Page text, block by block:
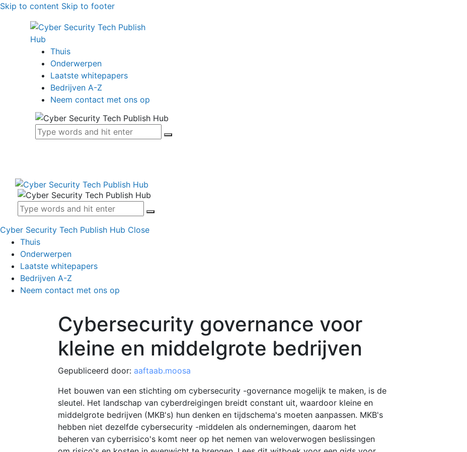
Skip to content Skip to footer
Thuis
Onderwerpen
Laatste whitepapers
Bedrijven A-Z
Neem contact met ons op
Cyber Security Tech Publish Hub Close
Thuis
Onderwerpen
Laatste whitepapers
Bedrijven A-Z
Neem contact met ons op
Cybersecurity governance voor
kleine en middelgrote bedrijven
Gepubliceerd door: aaftaab.moosa
Het bouwen van een stichting om cybersecurity -governance mogelijk te maken, is de
sleutel. Het landschap van cyberdreigingen breidt constant uit, waardoor kleine en
middelgrote bedrijven (MKB's) hun denken en tijdschema's moeten aanpassen. MKB's
hebben niet dezelfde cybersecurity -middelen als ondernemingen, daarom het
beheren van cyberrisico's komt neer op het nemen van weloverwogen beslissingen